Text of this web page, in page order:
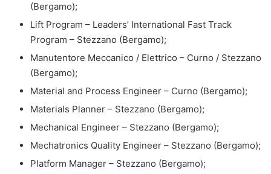
(Bergamo);
Lift Program – Leaders’ International Fast Track
Program – Stezzano (Bergamo);
Manutentore Meccanico / Elettrico – Curno / Stezzano
(Bergamo);
Material and Process Engineer – Curno (Bergamo);
Materials Planner – Stezzano (Bergamo);
Mechanical Engineer – Stezzano (Bergamo);
Mechatronics Quality Engineer – Stezzano (Bergamo);
Platform Manager – Stezzano (Bergamo);